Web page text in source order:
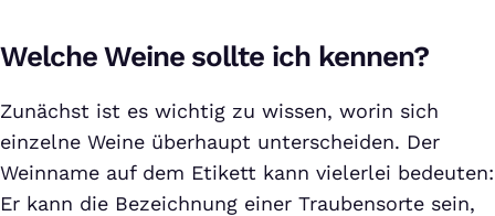
Welche Weine sollte ich kennen?
Zunächst ist es wichtig zu wissen, worin sich
einzelne Weine überhaupt unterscheiden. Der
Weinname auf dem Etikett kann vielerlei bedeuten:
Er kann die Bezeichnung einer Traubensorte sein,